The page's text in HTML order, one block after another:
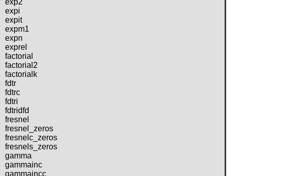
exp2
expi
expit
expm1
expn
exprel
factorial
factorial2
factorialk
fdtr
fdtrc
fdtri
fdtridfd
fresnel
fresnel_zeros
fresnelc_zeros
fresnels_zeros
gamma
gammainc
gammaincc